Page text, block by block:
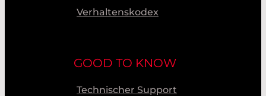
Verhaltenskodex
GOOD TO KNOW
Technischer Support